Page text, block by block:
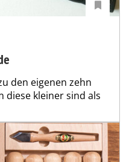
den eigenen zehn
diese kleiner sind als